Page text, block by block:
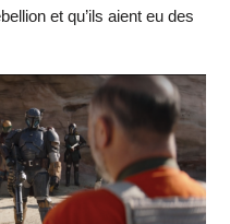
et qu’ils aient eu des